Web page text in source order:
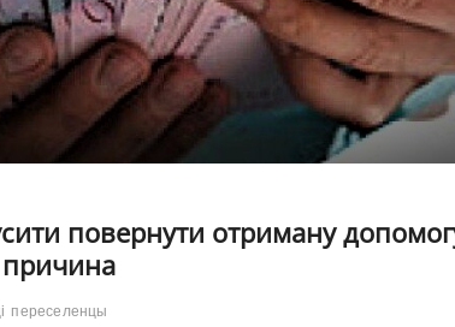
повернути отриману
переселенцы